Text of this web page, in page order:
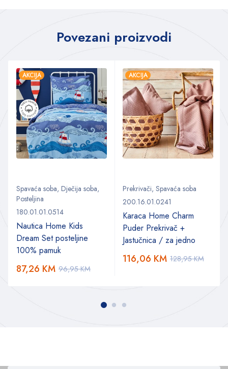
Povezani proizvodi
AKCIJA
Spavaća soba, Dječija soba,
Posteljina
180.01.01.0514
Nautica Home Kids
Dream Set posteljine
100% pamuk
96,95KM
87,26 KM
AKCIJA
Prekrivači, Spavaća soba
200.16.01.0241
Karaca Home Charm
Puder Prekrivač +
Jastučnica / za jedno
128,95KM
116,06 KM